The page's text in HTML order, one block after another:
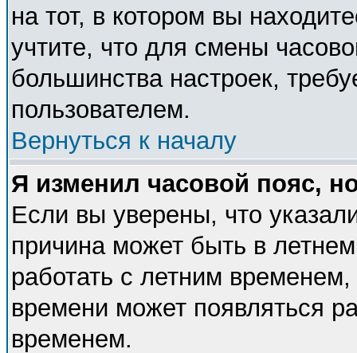
на тот, в котором вы
учтите, что для смены
большинства настроек,
пользователем.
Вернуться к началу
Я изменил часовой пояс,
Если вы уверены, что
причина может быть в
работать с летним временем,
времени может появляться
временем.